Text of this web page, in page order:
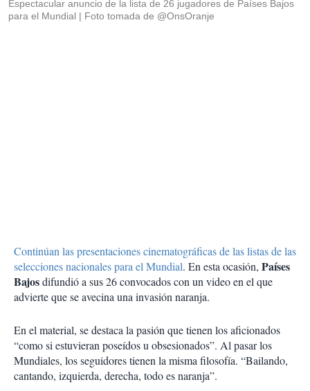
Espectacular anuncio de la lista de 26 jugadores de Países Bajos
para el Mundial
Foto tomada de @OnsOranje
Continúan las presentaciones cinematográficas de las listas de las
selecciones nacionales para el Mundial. En esta ocasión, Países
Bajosdifundió a sus 26 convocados con un video en el que
advierte que se avecina una invasión naranja.
En el material, se destaca la pasión que tienen los aficionados
“como si estuvieran poseídos u obsesionados”. Al pasar los
Mundiales, los seguidores tienen la misma filosofía. “Bailando,
cantando, izquierda, derecha, todo es naranja”.